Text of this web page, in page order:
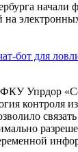
начали
бот для
ФКУ Упрдор
контроля